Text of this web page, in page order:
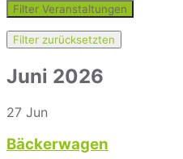
Filter Veranstaltungen
Filter zurücksetzten
Juni 2026
27 Jun
Bäckerwagen